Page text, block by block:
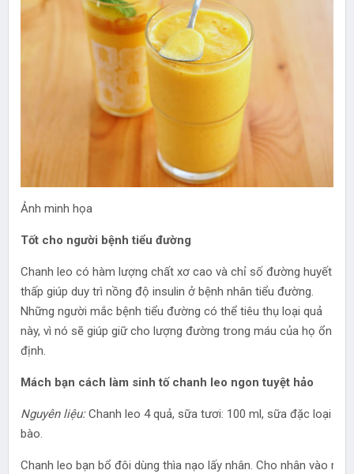
Ảnh minh họa
Tốt cho người bệnh tiểu đường
Chanh leo có hàm lượng chất xơ cao và chỉ số đường huyết
thấp giúp duy trì nồng độ insulin ở bệnh nhân tiểu đường.
Những người mắc bệnh tiểu đường có thể tiêu thụ loại quả
này, vì nó sẽ giúp giữ cho lượng đường trong máu của họ ổn
định.
Mách bạn cách làm sinh tố chanh leo ngon tuyệt hảo
Nguyên liệu:Chanh leo 4 quả, sữa tươi: 100 ml, sữa đặc loại
bào.
Chanh leo bạn bổ đôi dùng thìa nạo lấy nhân. Cho nhân vào